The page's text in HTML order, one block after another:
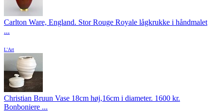
Carlton Ware, England. Stor Rouge Royale lågkrukke i håndmalet
...
L'Art
Christian Bruun Vase 18cm høj,16cm i diameter. 1600 kr.
Bonboniere ...